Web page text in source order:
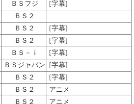
ＢＳフジ
[字幕]
ＢＳ２
ＢＳ２
[字幕]
ＢＳ２
[字幕]
ＢＳ－ｉ
[字幕]
ＢＳジャパン
[字幕]
ＢＳ２
[字幕]
ＢＳ２
アニメ
ＢＳ２
アニメ